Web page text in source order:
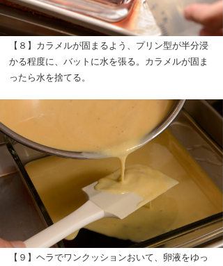
【８】カラメルが固まるよう、プリン型が半分浸
かる程度に、バットに水を張る。カラメルが固ま
ったら水を捨てる。
【９】ヘラでワンクッションおいて、卵液をゆっ